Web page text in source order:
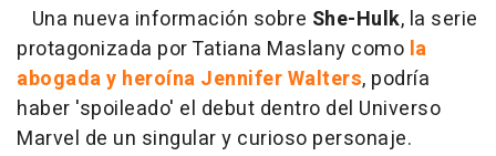
Una nueva información sobre She-Hulk, la serie
protagonizada por Tatiana Maslany como la
abogada y heroína Jennifer Walters, podría
haber 'spoileado' el debut dentro del Universo
Marvel de un singular y curioso personaje.